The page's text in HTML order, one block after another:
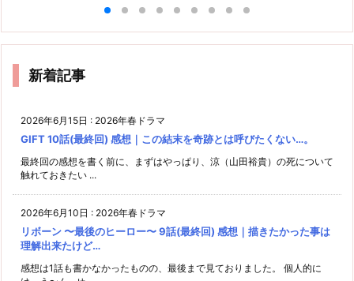
新着記事
2026年6月15日 : 2026年春ドラマ
GIFT 10話(最終回) 感想｜この結末を奇跡とは呼びたくない…。
最終回の感想を書く前に、まずはやっぱり、涼（山田裕貴）の死について
触れておきたい ...
2026年6月10日 : 2026年春ドラマ
リボーン 〜最後のヒーロー〜 9話(最終回) 感想｜描きたかった事は
理解出来たけど…
感想は1話も書かなかったものの、最後まで見ておりました。 個人的に